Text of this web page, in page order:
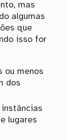
mas
algumas
que
isso for
ou menos
dos
instâncias
lugares